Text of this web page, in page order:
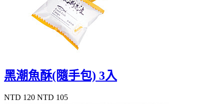
黑潮魚酥(隨手包) 3入
NTD 120 NTD 105